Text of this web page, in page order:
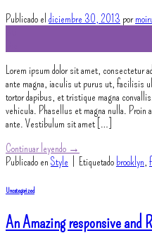
Publicado el diciembre 30, 2013 por
Lorem ipsum dolor sit amet, consectetur
ante magna, iaculis ut purus ut, facilisis
tortor dapibus, et tristique magna
vehicula. Phasellus et magna nulla.
ante. Vestibulum sit amet […]
Continuar leyendo →
Publicado en Style Etiquetado brooklyn,
Uncategorized
An Amazing responsive and